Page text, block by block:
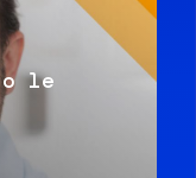
le